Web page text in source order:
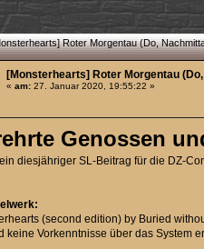
Roter Morgentau (Do,
[Monsterhearts] Roter Morgentau
«am: 27. Januar 2020, 19:55:22 »
Genossen
diesjähriger SL-Beitrag für die DZ-
(second edition) by Buried
keine Vorkenntnisse über das System